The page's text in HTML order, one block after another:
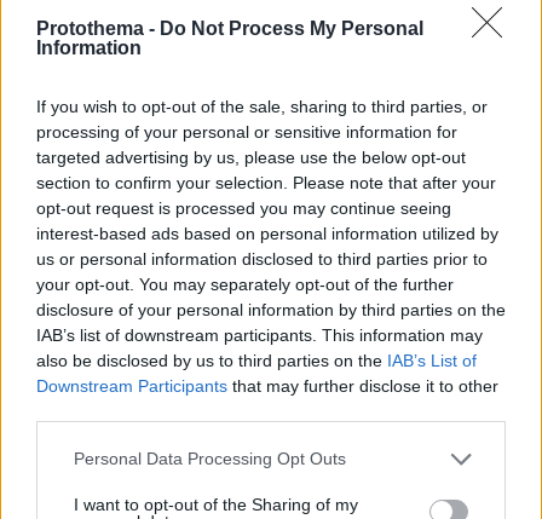
Protothema - Do Not Process My Personal
Information
If you wish to opt-out of the sale, sharing to third parties, or
processing of your personal or sensitive information for
targeted advertising by us, please use the below opt-out
section to confirm your selection. Please note that after your
opt-out request is processed you may continue seeing
interest-based ads based on personal information utilized by
us or personal information disclosed to third parties prior to
your opt-out. You may separately opt-out of the further
disclosure of your personal information by third parties on the
IAB’s list of downstream participants. This information may
also be disclosed by us to third parties on the IAB’s List of
Downstream Participants that may further disclose it to other
Please note that this website/app uses one or more Google
not limited to your visit or usage behaviour. You may click to
Personal Data Processing Opt Outs
I want to opt-out of the Sharing of my